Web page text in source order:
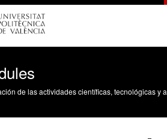
de las actividades científicas, tecnológicas y